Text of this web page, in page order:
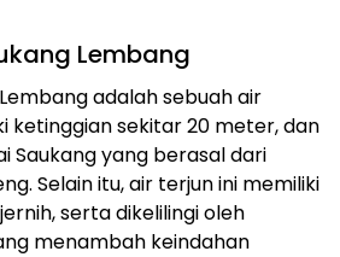
Lembang
adalah sebuah air
ketinggian sekitar 20 meter, dan
Saukang yang berasal dari
Selain itu, air terjun ini memiliki
serta dikelilingi oleh
menambah keindahan